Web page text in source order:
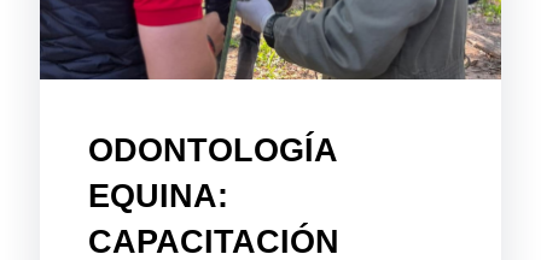
ODONTOLOGÍA
EQUINA:
CAPACITACIÓN